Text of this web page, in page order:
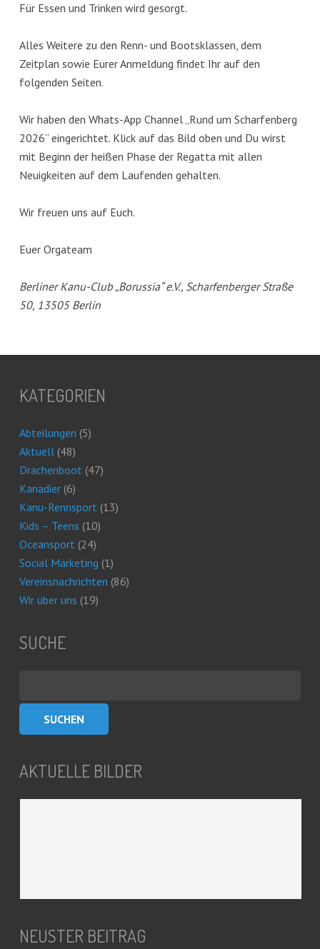
Für Essen und Trinken wird gesorgt.
Alles Weitere zu den Renn- und Bootsklassen, dem
Zeitplan sowie Eurer Anmeldung findet Ihr auf den
folgenden Seiten.
Wir haben den Whats-App Channel „Rund um Scharfenberg
2026“ eingerichtet. Klick auf das Bild oben und Du wirst
mit Beginn der heißen Phase der Regatta mit allen
Neuigkeiten auf dem Laufenden gehalten.
Wir freuen uns auf Euch.
Euer Orgateam
Berliner Kanu-Club „Borussia“ e.V., Scharfenberger Straße
50, 13505 Berlin
KATEGORIEN
Abteilungen (5)
Aktuell(48)
Drachenboot(47)
Kanadier(6)
Kanu-Rennsport(13)
Kids – Teens (10)
Oceansport(24)
Social Marketing (1)
Vereinsnachrichten (86)
Wir über uns (19)
SUCHE
AKTUELLE BILDER
NEUSTER BEITRAG